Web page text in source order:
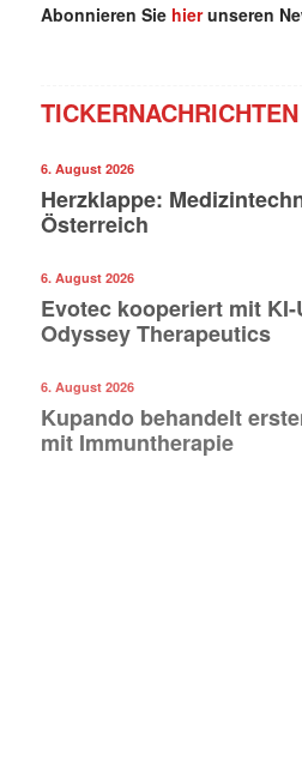
Abonnieren Sie hierunseren
TICKERNACHRICHTEN
6. August 2026
Herzklappe:
Österreich
6. August 2026
Evotec kooperiert mit
Odyssey Therapeutics
6. August 2026
Kupando behandelt
mit Immuntherapie